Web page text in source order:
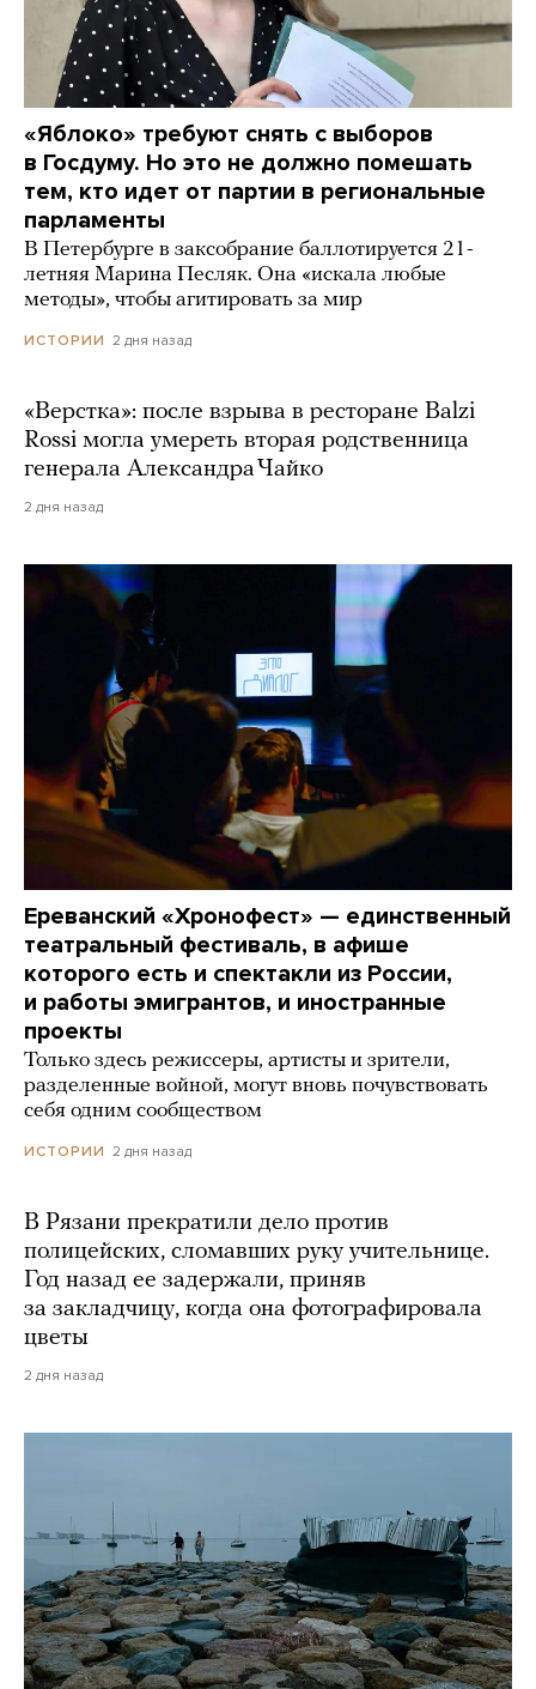
«Яблоко» требуют снять с выборов
в Госдуму. Но это не должно помешать
тем, кто идет от партии в региональные
парламенты
В Петербурге в заксобрание баллотируется 21-
летняя Марина Песляк. Она «искала любые
методы», чтобы агитировать за мир
ИСТОРИИ 2 дня назад
«Верстка»: после взрыва в ресторане Balzi
Rossi могла умереть вторая родственница
генерала Александра Чайко
2 дня назад
Ереванский «Хронофест» — единственный
театральный фестиваль, в афише
которого есть и спектакли из России,
и работы эмигрантов, и иностранные
проекты
Только здесь режиссеры, артисты и зрители,
разделенные войной, могут вновь почувствовать
себя одним сообществом
ИСТОРИИ 2 дня назад
В Рязани прекратили дело против
полицейских, сломавших руку учительнице.
Год назад ее задержали, приняв
за закладчицу, когда она фотографировала
цветы
2 дня назад